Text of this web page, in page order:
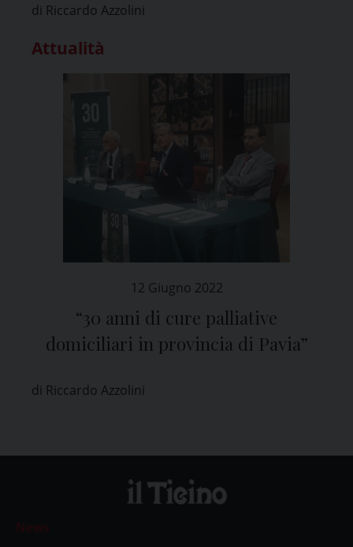
di Riccardo Azzolini
Attualità
12 Giugno 2022
“30 anni di cure palliative
domiciliari in provincia di Pavia”
di Riccardo Azzolini
News